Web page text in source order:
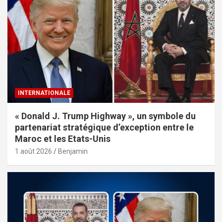
INTERNATIONALE
« Donald J. Trump Highway », un symbole du
partenariat stratégique d’exception entre le
Maroc et les Etats-Unis
1 août 2026 Benjamin